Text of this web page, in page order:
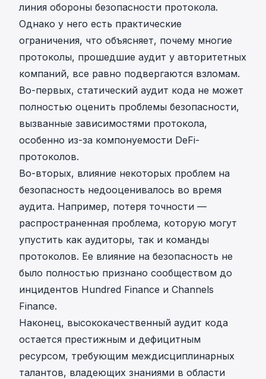
линия обороны безопасности протокола.
Однако у него есть практические
ограничения, что объясняет, почему многие
протоколы, прошедшие аудит у авторитетных
компаний, все равно подвергаются взломам.
Во-первых, статический аудит кода не может
полностью оценить проблемы безопасности,
вызванные зависимостями протокола,
особенно из-за компонуемости DeFi-
протоколов.
Во-вторых, влияние некоторых проблем на
безопасность недооценивалось во время
аудита. Например, потеря точности —
распространенная проблема, которую могут
упустить как аудиторы, так и команды
протоколов. Ее влияние на безопасность не
было полностью признано сообществом до
инцидентов Hundred Finance и Channels
Finance.
Наконец, высококачественный аудит кода
остается престижным и дефицитным
ресурсом, требующим междисциплинарных
талантов, владеющих знаниями в области